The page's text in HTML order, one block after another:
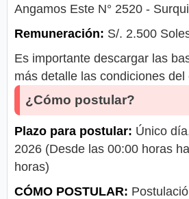
Angamos Este N° 2520 -
Remuneración: S/. 2.500
Es importante descargar las
más detalle las condiciones del
¿Cómo postular?
Plazo para postular: Único
2026 (Desde las 00:00 horas
horas)
CÓMO POSTULAR: